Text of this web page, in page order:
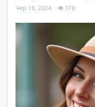
Чер 18, 2024 378